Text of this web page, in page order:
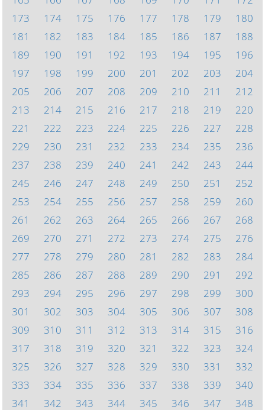
173
174 175 176 177 178 179
180
181
182 183 184 185 186 187
188
189
190 191 192 193 194 195
196
197
198 199 200 201 202 203
204
205
206 207 208 209 210 211
212
213
214 215 216 217 218 219
220
221
222 223 224 225 226 227
228
229
230 231 232 233 234 235
236
237
238 239 240 241 242 243
244
245
246 247 248 249 250 251
252
253
254 255 256 257 258 259
260
261
262 263 264 265 266 267
268
269
270 271 272 273 274 275
276
277
278 279 280 281 282 283
284
285
286 287 288 289 290 291
292
293
294 295 296 297 298 299
300
301
302 303 304 305 306 307
308
309
310 311 312 313 314 315
316
317
318 319 320 321 322 323
324
325
326 327 328 329 330 331
332
333
334 335 336 337 338 339
340
341
342 343 344 345 346 347 348